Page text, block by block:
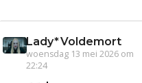
Lady*Voldemort
woensdag 13 mei 2026 om
22:24